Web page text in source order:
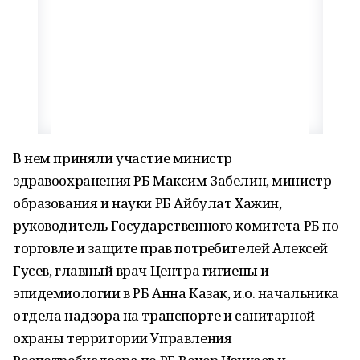
В нем приняли участие министр
здравоохранения РБ Максим Забелин, министр
образования и науки РБ Айбулат Хажин,
руководитель Государственного комитета РБ по
торговле и защите прав потребителей Алексей
Гусев, главный врач Центра гигиены и
эпидемиологии в РБ Анна Казак, и.о. начальника
отдела надзора на транспорте и санитарной
охраны территории Управления